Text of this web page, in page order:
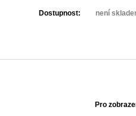
Dostupnost: není
Pro